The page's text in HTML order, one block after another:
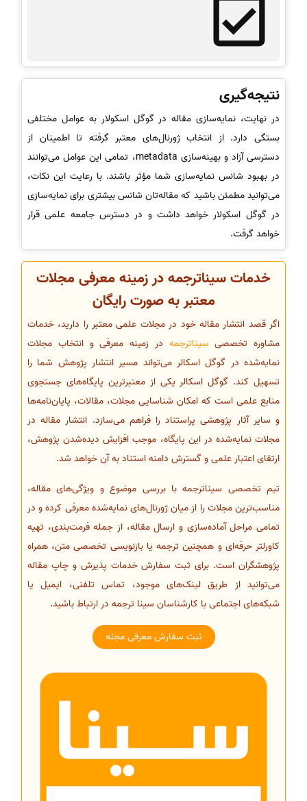
نتیجه‌گیری
در نهایت، نمایه‌سازی مقاله در گوگل اسکولار به عوامل مختلفی
بستگی دارد. از انتخاب ژورنال‌های معتبر گرفته تا اطمینان از
دسترسی آزاد و بهینه‌سازی metadata، تمامی این عوامل می‌توانند
در بهبود شانس نمایه‌سازی شما مؤثر باشند. با رعایت این نکات،
می‌توانید مطمئن باشید که مقاله‌تان شانس بیشتری برای نمایه‌سازی
در گوگل اسکولار خواهد داشت و در دسترس جامعه علمی قرار
خواهد گرفت.
خدمات سیناترجمه در زمینه معرفی مجلات
معتبر به صورت رایگان
اگر قصد انتشار مقاله خود در مجلات علمی معتبر را دارید، خدمات
مشاوره تخصصی سیناترجمه در زمینه معرفی و انتخاب مجلات
نمایه‌شده در گوگل اسکالر می‌تواند مسیر انتشار پژوهش شما را
تسهیل کند. گوگل اسکالر یکی از معتبرترین پایگاه‌های جستجوی
منابع علمی است که امکان شناسایی مجلات، مقالات، پایان‌نامه‌ها
و سایر آثار پژوهشی پراستناد را فراهم می‌سازد. انتشار مقاله در
مجلات نمایه‌شده در این پایگاه، موجب افزایش دیده‌شدن پژوهش،
ارتقای اعتبار علمی و گسترش دامنه استناد به آن خواهد شد.
تیم تخصصی سیناترجمه با بررسی موضوع و ویژگی‌های مقاله،
مناسب‌ترین مجلات را از میان ژورنال‌های نمایه‌شده معرفی کرده و در
تمامی مراحل آماده‌سازی و ارسال مقاله، از جمله فرمت‌بندی، تهیه
کاورلتر حرفه‌ای و همچنین ترجمه یا بازنویسی تخصصی متن، همراه
پژوهشگران است. برای ثبت سفارش خدمات پذیرش و چاپ مقاله
می‌توانید از طریق لینک‌های موجود، تماس تلفنی، ایمیل یا
شبکه‌های اجتماعی با کارشناسان سینا ترجمه در ارتباط باشید.
ثبت سفارش معرفی مجله